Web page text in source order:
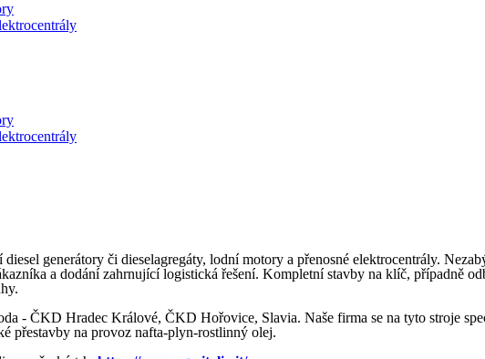
generátory či dieselagregáty, lodní motory a přenosné elektrocentrály.
a dodání zahrnující logistická řešení. Kompletní stavby na klíč, případně
- ČKD Hradec Králové, ČKD Hořovice, Slavia. Naše firma se na tyto stroje
přestavby na provoz nafta-plyn-rostlinný olej.